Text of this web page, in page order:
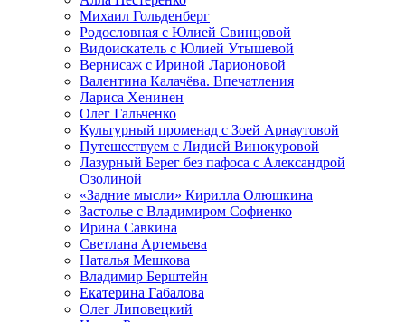
Михаил Гольденберг
Родословная с Юлией Свинцовой
Видоискатель с Юлией Утышевой
Вернисаж с Ириной Ларионовой
Валентина Калачёва. Впечатления
Лариса Хенинен
Олег Гальченко
Культурный променад с Зоей Арнаутовой
Путешествуем с Лидией Винокуровой
Лазурный Берег без пафоса с Александрой
Озолиной
«Задние мысли» Кирилла Олюшкина
Застолье с Владимиром Софиенко
Ирина Савкина
Светлана Артемьева
Наталья Мешкова
Владимир Берштейн
Екатерина Габалова
Олег Липовецкий